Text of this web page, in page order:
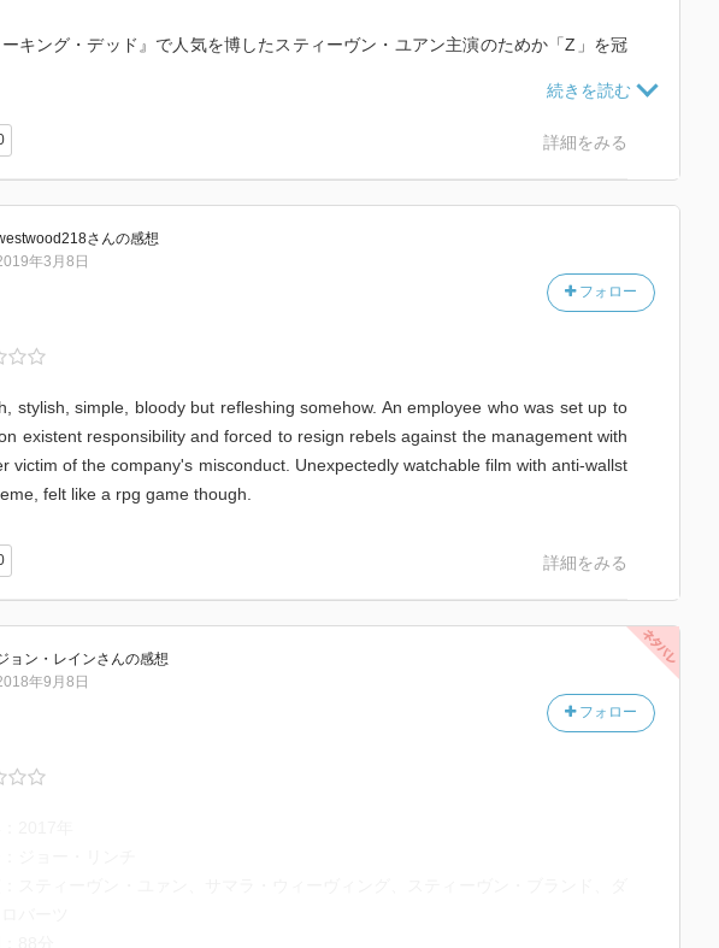
ーキング・デッド』で人気を博したスティーヴン・ユアン主演のためか「Z」を冠
ティーヴンが生きて喋って戦っている姿が見られれば何でもいいんですよ私は（極
、ゲームでやったら面白いと思う。あっ、オフィス用品を武器にして戦う『龍が
これ。
ので爽快感もあり。こまけえことは置いとくストレス発散系ムービーです。
詳細をみる
さんの感想
フォロー
年3月8日
stylish, simple, bloody but refleshing somehow. An employee who was set up to
existent responsibility and forced to resign rebels against the management with
victim of the company's misconduct. Unexpectedly watchable film with anti-wallst
felt like a rpg game though.
詳細をみる
ョン・レインさんの感想
フォロー
年9月8日